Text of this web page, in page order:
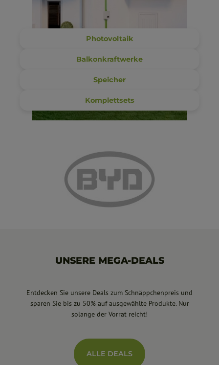
Photovoltaik
Balkonkraftwerke
Speicher
Komplettsets
UNSERE MEGA-DEALS
Entdecken Sie unsere Deals zum Schnäppchenpreis und
sparen Sie bis zu 50% auf ausgewählte Produkte. Nur
solange der Vorrat reicht!
ALLE DEALS